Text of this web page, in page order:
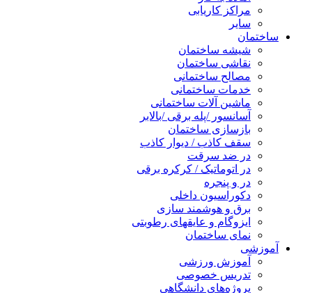
مراکز کاریابی
سایر
ساختمان
شیشه ساختمان
نقاشی ساختمان
مصالح ساختمانی
خدمات ساختمانی
ماشین آلات ساختمانی
آسانسور /پله برقی /بالابر
بازسازی ساختمان
سقف کاذب / دیوار کاذب
در ضد سرقت
در اتوماتیک / کرکره برقی
در و پنجره
دکوراسیون داخلی
برق و هوشمند سازی
ایزوگام و عایقهای رطوبتی
نمای ساختمان
آموزشی
آموزش ورزشی
تدریس خصوصی
پروژه‌های دانشگاهی